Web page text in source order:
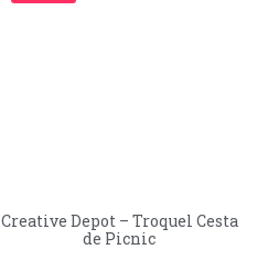
Creative Depot – Troquel Cesta
de Picnic